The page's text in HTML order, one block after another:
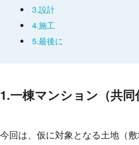
3.設計
4.施工
5.最後に
1.一棟マンション（共
今回は、仮に対象となる土地（